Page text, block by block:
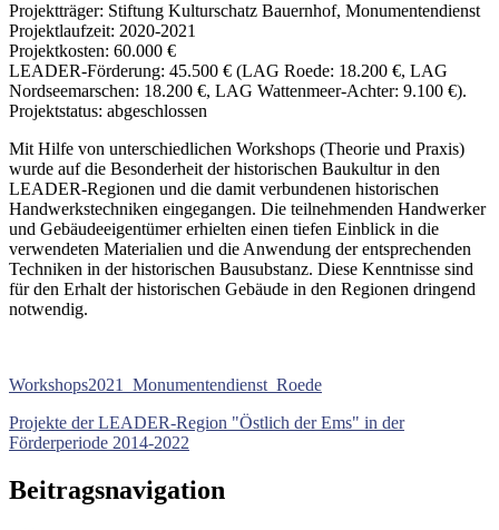
Projektträger: Stiftung Kulturschatz Bauernhof, Monumentendienst
Projektlaufzeit: 2020-2021
Projektkosten: 60.000 €
LEADER-Förderung: 45.500 € (LAG Roede: 18.200 €, LAG
Nordseemarschen: 18.200 €, LAG Wattenmeer-Achter: 9.100 €).
Projektstatus: abgeschlossen
Mit Hilfe von unterschiedlichen Workshops (Theorie und Praxis)
wurde auf die Besonderheit der historischen Baukultur in den
LEADER-Regionen und die damit verbundenen historischen
Handwerkstechniken eingegangen. Die teilnehmenden Handwerker
und Gebäudeeigentümer erhielten einen tiefen Einblick in die
verwendeten Materialien und die Anwendung der entsprechenden
Techniken in der historischen Bausubstanz. Diese Kenntnisse sind
für den Erhalt der historischen Gebäude in den Regionen dringend
notwendig.
Workshops2021_Monumentendienst_Roede
Projekte der LEADER-Region "Östlich der Ems" in der
Förderperiode 2014-2022
Beitragsnavigation